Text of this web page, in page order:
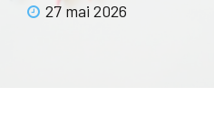
27 mai 2026